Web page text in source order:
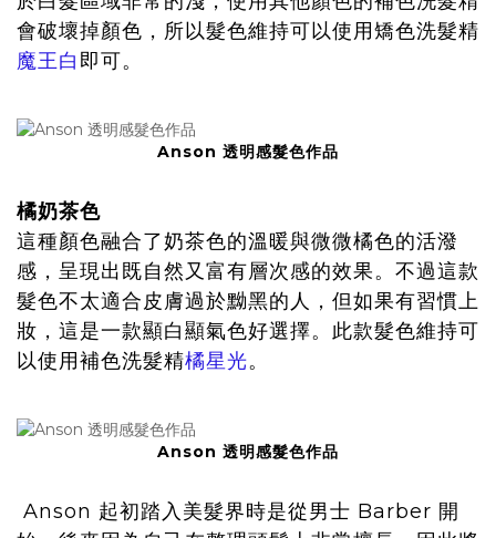
會破壞掉顏色，所以髮色維持可以使用矯色洗髮精
魔王白 即可。
Anson 透明感髮色作品
橘奶茶色
這種顏色融合了奶茶色的溫暖與微微橘色的活潑
感，呈現出既自然又富有層次感的效果。不過這款
髮色不太適合皮膚過於黝黑的人，但如果有習慣上
妝，這是一款顯白顯氣色好選擇。此款髮色維持可
以使用補色洗髮精橘星光。
Anson 透明感髮色作品
Anson 起初踏入美髮界時是從男士 Barber 開